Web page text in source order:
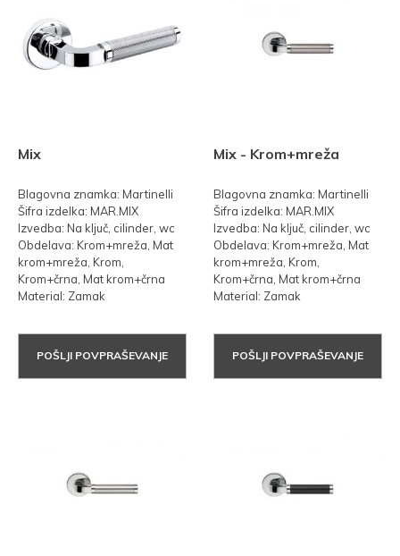
Mix
Blagovna znamka: Martinelli
Šifra izdelka: MAR.MIX
Izvedba: Na ključ, cilinder, wc
Obdelava: Krom+mreža, Mat
krom+mreža, Krom,
Krom+črna, Mat krom+črna
Material: Zamak
POŠLJI POVPRAŠEVANJE
Mix - Krom+mreža
Blagovna znamka: Martinelli
Šifra izdelka: MAR.MIX
Izvedba: Na ključ, cilinder, wc
Obdelava: Krom+mreža, Mat
krom+mreža, Krom,
Krom+črna, Mat krom+črna
Material: Zamak
POŠLJI POVPRAŠEVANJE